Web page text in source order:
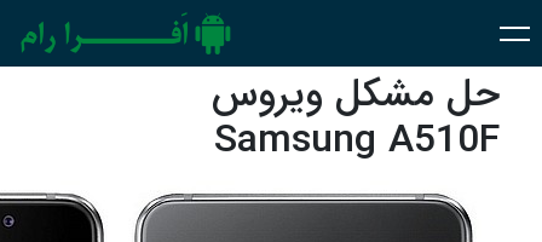
حل مشکل ویروس
Samsung A510F